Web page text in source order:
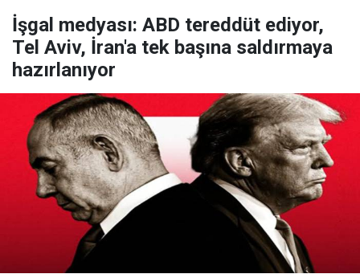
İşgal medyası: ABD tereddüt ediyor,
Tel Aviv, İran'a tek başına saldırmaya
hazırlanıyor